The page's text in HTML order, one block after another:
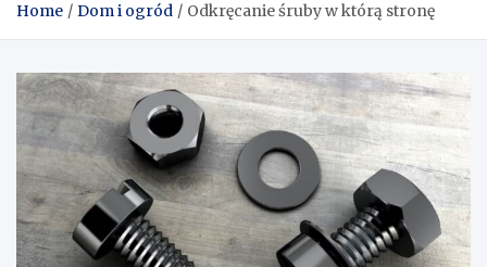
Home Dom i ogród Odkręcanie śruby w którą stronę